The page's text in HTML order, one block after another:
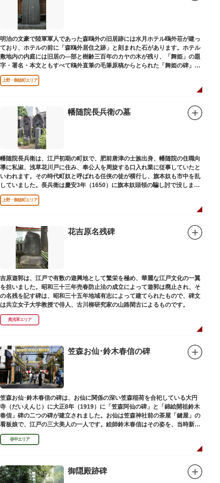
明治の文豪で陸軍軍人であった森鴎外の旧居跡には水月ホテル鴎外荘が建っ
ており、ホテルの前に「森鴎外居住之跡」と刻まれた石があります。ホテル
敷地内の内庭には旧居の―部と樹齢三百年のカヤの木が残り、「舞姫」の題
字・署名・本文ともすべて鴎外直筆の毛筆原稿からとられた「舞姫の碑」の
文学碑も建っています。
上野・御徒町エリア
幡随院長兵衛の墓
幡随院長兵衛は、江戸初期の町奴で、肥前唐津の士族出身、幡随院の住職向
導に私淑、浅草花川戸に住み、奉公人を周旋する口入れ業に従事していたと
いわれます。その時代町奴と呼ばれる任侠の徒が横行し、旗本奴も市中を乱
していました。長兵衛は慶安3年（1650）に旗本奴頭領の騙し討で没しまし
た。お墓は源空寺（げんくうじ）にあります。
上野・御徒町エリア
花吉原名残碑
吉原遊郭は、江戸で有数の遊興地として繁栄を極め、華麗な江戸文化の一翼
を担いました。昭和三十三年売春防止法の成立によって遊郭は廃止され、そ
の名残を記す碑は、昭和三十五年地域有志によって建てられたもので、碑文
は共立女子大学教授で俳人、古川柳研究家の山路閑古によるものです。
奥浅草エリア
笠森お仙･鈴木春信の碑
笠森お仙･鈴木春信の碑は、お仙に関係の深い笠森稲荷を合祀している大円
寺（だいえんじ）に大正8年（1919）に「笠森阿仙の碑」と「錦絵開祖鈴木
春信」碑の二つの碑が建立されました。お仙は笠森神社前の茶屋「鍵屋」の
看板娘で、江戸の三大美人の一人です。絵師鈴木春信はその姿を、当時新し
い絵画様式である多色刷り版画「錦絵」に描きました。
谷中エリア
御隠殿跡碑